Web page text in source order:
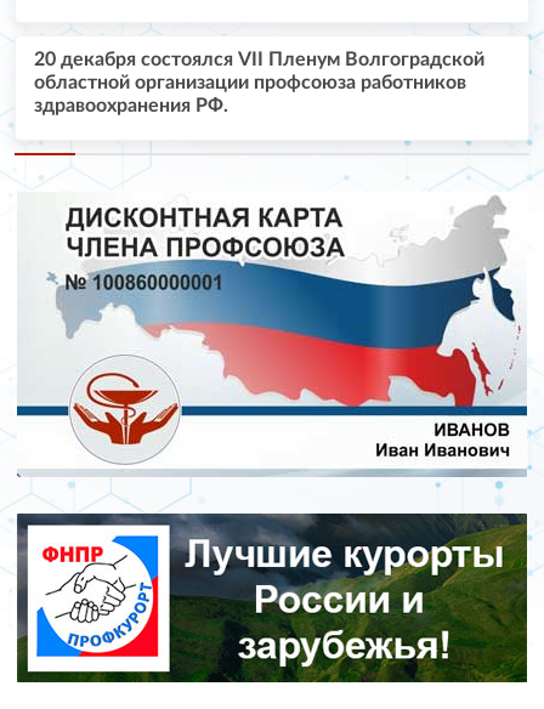
20 декабря состоялся VII Пленум Волгоградской
областной организации профсоюза работников
здравоохранения РФ.